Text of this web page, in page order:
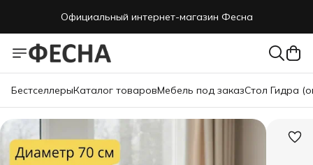
Официальный интернет-магазин Фесна
БестселлерыКаталог товаровМебель под заказСтол Гидра